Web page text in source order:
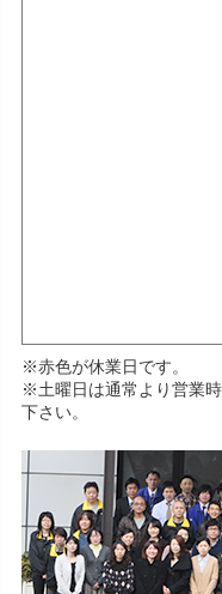
※赤色が休業日です。
※土曜日は通常より営業
下さい。